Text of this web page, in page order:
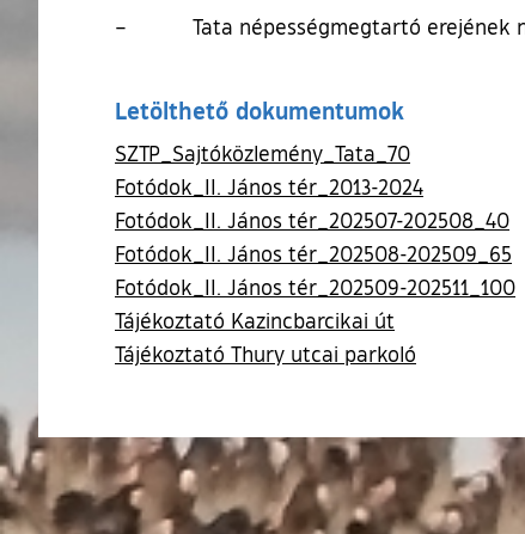
– Tata népességmegtartó erejének
Letölthető dokumentumok
SZTP_Sajtóközlemény_Tata_70
Fotódok_II. János tér_2013-2024
Fotódok_II. János tér_202507-202508_40
Fotódok_II. János tér_202508-202509_65
Fotódok_II. János tér_202509-202511_100
Tájékoztató Kazincbarcikai út
Tájékoztató Thury utcai parkoló